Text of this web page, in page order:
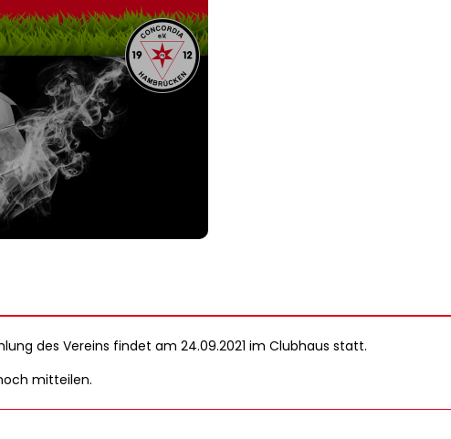
des Vereins findet am 24.09.2021 im Clubhaus statt.
mitteilen.